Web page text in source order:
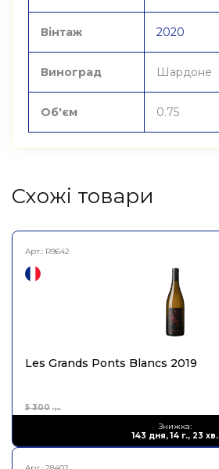
Вінтаж 2020
Виноград Шардоне
Об'єм 0.75
Cхожі товари
Арт.: R9642
Знижка:
143 дня, 14 г., 23 хв.
Les Grands Ponts Blancs 2019
5 300 грн.